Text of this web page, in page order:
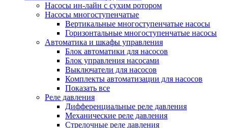
Насосы ин-лайн с сухим ротором
Насосы многоступенчатые
Вертикальные многоступенчатые насосы
Горизонтальные многоступенчатые насосы
Автоматика и шкафы управления
Блок автоматики для насосов
Блок управления насосами
Выключатели для насосов
Комплекты автоматизации для насосов
Показать все
Реле давления
Дифференциальные реле давления
Механические реле давления
Стрелочные реле давления